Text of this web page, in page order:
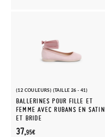
(12 COULEURS) (TAILLE 26 - 41)
BALLERINES POUR FILLE ET
FEMME AVEC RUBANS EN SATIN
ET BRIDE
37,95€